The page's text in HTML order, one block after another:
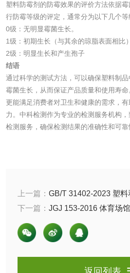
塑料防霉剂的防霉效果的评价方法依据
行防霉等级的评定，通常分为以下几个等
0级：无明显霉菌生长。
1级：初期生长（与其余的琼脂表面相比）
2级：明显生长和产生孢子
结语
通过科学的测试方法，可以确保塑料制
霉菌生长，从而保证产品质量和使用寿
更能满足消费者对卫生和健康的需求，
力。中科检测作为专业的检测服务机构
检测服务，确保检测结果的准确性和可靠
上一篇： GB/T 31402-2023 塑
抗菌活性的测定方法介绍
下一篇： JGJ 153-2016 体育场
项目以及参考标准有哪些
花露水检测
清洗剂检测
洗手液检测
工业乳状氢氧化
三氯异氰尿酸检测
碳酸钙检测